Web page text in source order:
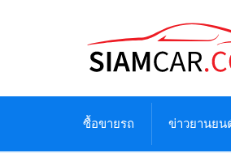
ซื้อขายรถ ข่าวยานยน